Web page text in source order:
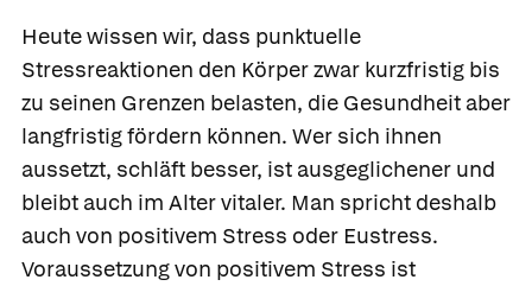
Heute wissen wir, dass punktuelle
Stressreaktionen den Körper zwar kurzfristig bis
zu seinen Grenzen belasten, die Gesundheit aber
langfristig fördern können. Wer sich ihnen
aussetzt, schläft besser, ist ausgeglichener und
bleibt auch im Alter vitaler. Man spricht deshalb
auch von positivem Stress oder Eustress.
Voraussetzung von positivem Stress ist